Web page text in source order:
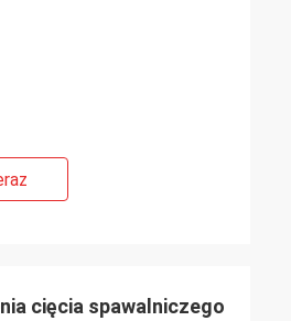
cięcia spawalniczego